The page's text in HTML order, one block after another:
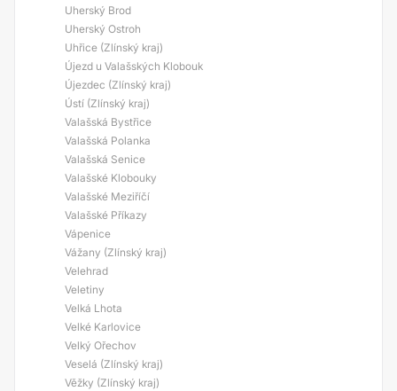
Uherský Brod
Uherský Ostroh
Uhřice (Zlínský kraj)
Újezd u Valašských Klobouk
Újezdec (Zlínský kraj)
Ústí (Zlínský kraj)
Valašská Bystřice
Valašská Polanka
Valašská Senice
Valašské Klobouky
Valašské Meziříčí
Valašské Příkazy
Vápenice
Vážany (Zlínský kraj)
Velehrad
Veletiny
Velká Lhota
Velké Karlovice
Velký Ořechov
Veselá (Zlínský kraj)
Věžky (Zlínský kraj)